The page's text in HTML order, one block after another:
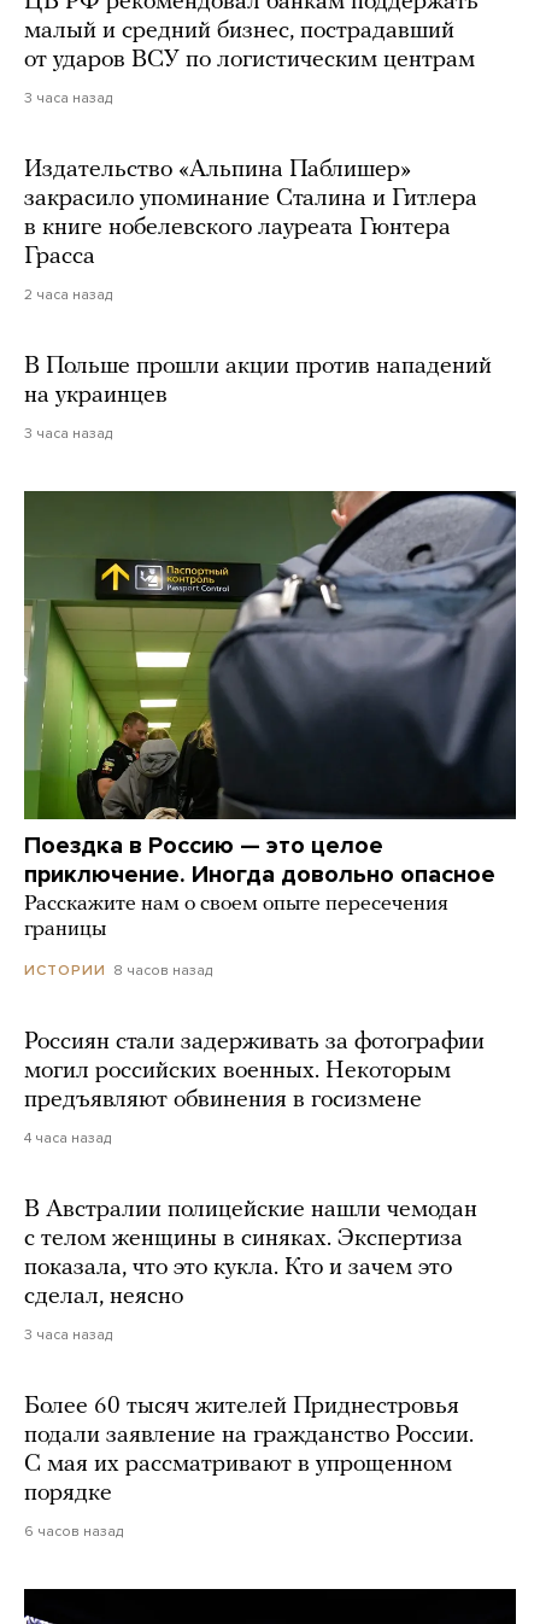
малый и средний бизнес, пострадавший
от ударов ВСУ по логистическим центрам
3 часа назад
Издательство «Альпина Паблишер»
закрасило упоминание Сталина и Гитлера
в книге нобелевского лауреата Гюнтера
Грасса
2 часа назад
В Польше прошли акции против нападений
на украинцев
3 часа назад
Поездка в Россию — это целое
приключение. Иногда довольно опасное
Расскажите нам о своем опыте пересечения
границы
ИСТОРИИ 8 часов назад
Россиян стали задерживать за фотографии
могил российских военных. Некоторым
предъявляют обвинения в госизмене
4 часа назад
В Австралии полицейские нашли чемодан
с телом женщины в синяках. Экспертиза
показала, что это кукла. Кто и зачем это
сделал, неясно
3 часа назад
Более 60 тысяч жителей Приднестровья
подали заявление на гражданство России.
С мая их рассматривают в упрощенном
порядке
6 часов назад